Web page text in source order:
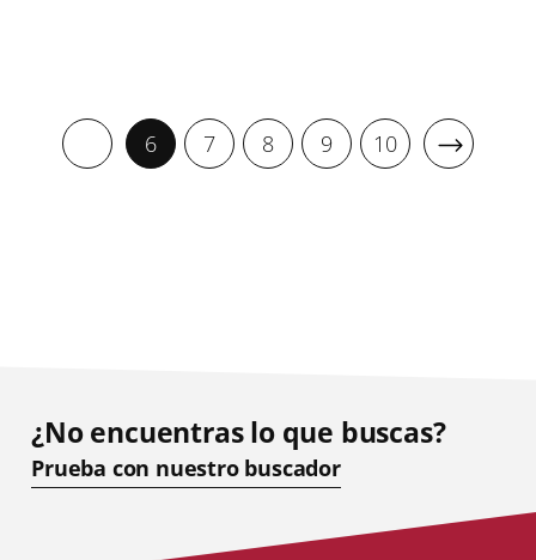
6 7 8 9 10
¿No encuentras lo que buscas?
Prueba con nuestro buscador